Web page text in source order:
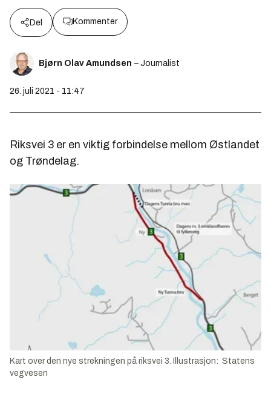
Del Kommenter
Bjørn Olav Amundsen – Journalist
26. juli 2021 - 11:47
Riksvei 3 er en viktig forbindelse mellom Østlandet
og Trøndelag.
Kart over den nye strekningen på riksvei 3. Illustrasjon: Statens
vegvesen